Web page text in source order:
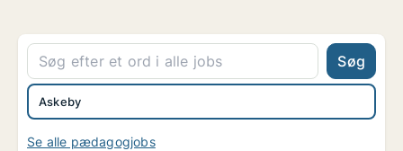
Søg
Askeby
Se alle pædagogjobs